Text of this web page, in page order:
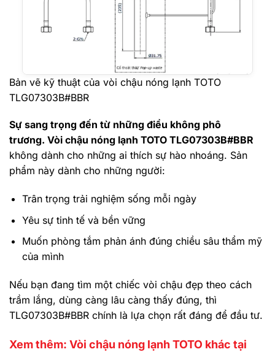
Bản vẽ kỹ thuật của vòi chậu nóng lạnh TOTO
TLG07303B#BBR
Sự sang trọng đến từ những điều không phô
trương. Vòi chậu nóng lạnh TOTO TLG07303B#BBR
không dành cho những ai thích sự hào nhoáng. Sản
phẩm này dành cho những người:
Trân trọng trải nghiệm sống mỗi ngày
Yêu sự tinh tế và bền vững
Muốn phòng tắm phản ánh đúng chiều sâu thẩm mỹ
của mình
Nếu bạn đang tìm một chiếc vòi chậu đẹp theo cách
trầm lắng, dùng càng lâu càng thấy đúng, thì
TLG07303B#BBR chính là lựa chọn rất đáng để đầu tư.
Xem thêm: Vòi chậu nóng lạnh TOTO khác tại